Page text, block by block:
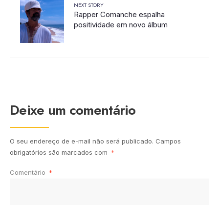
NEXT STORY
Rapper Comanche espalha
positividade em novo álbum
Deixe um comentário
O seu endereço de e-mail não será publicado. Campos
obrigatórios são marcados com *
Comentário *